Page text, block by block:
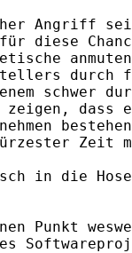
Angriff
diese
durch
schwer
dass
Zeit
in die Hose
Punkt